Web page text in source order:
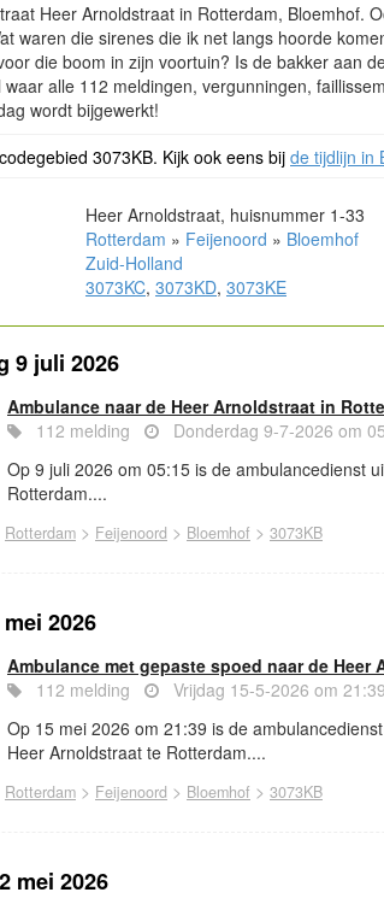
Heer Arnoldstraat in Rotterdam, Bloemhof.
waren die sirenes die ik net langs hoorde
die boom in zijn voortuin? Is de bakker aan
alle 112 meldingen, vergunningen,
wordt bijgewerkt!
3073KB. Kijk ook eens bijde tijdlijn in
Heer Arnoldstraat, huisnummer 1-33
Rotterdam » Feijenoord » Bloemhof
Zuid-Holland
3073KC, 3073KD, 3073KE
9 juli 2026
Ambulance naar de Heer Arnoldstraat in
112 melding
Donderdag 9-7-2026 om
Op 9 juli 2026 om 05:15 is de ambulancedienst
Rotterdam....
Rotterdam > Feijenoord > Bloemhof > 3073KB
2026
Ambulance met gepaste spoed naar de Heer
112 melding
Vrijdag 15-5-2026 om 21:39
Op 15 mei 2026 om 21:39 is de
Heer Arnoldstraat te Rotterdam....
Rotterdam > Feijenoord > Bloemhof > 3073KB
mei 2026